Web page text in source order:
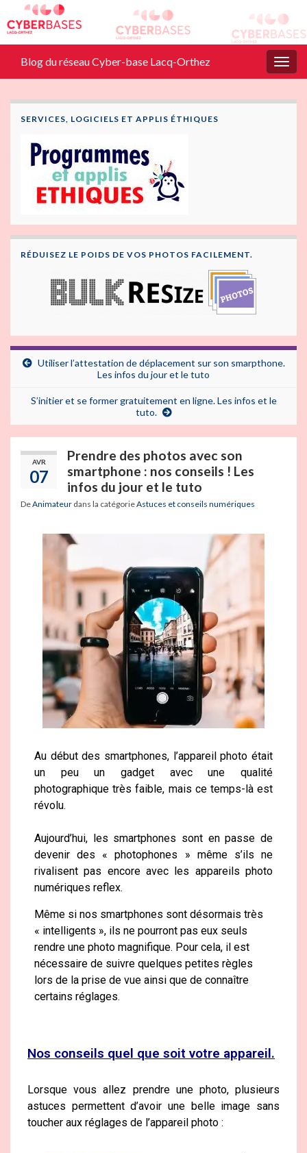
Blog du réseau Cyber-base Lacq-Orthez
SERVICES, LOGICIELS ET APPLIS ÉTHIQUES
RÉDUISEZ LE POIDS DE VOS PHOTOS FACILEMENT.
Utiliser l’attestation de déplacement sur son smarpthone.
Les infos du jour et le tuto
S’initier et se former gratuitement en ligne. Les infos et le
tuto.
AVR
07
Prendre des photos avec son
smartphone : nos conseils ! Les
infos du jour et le tuto
DeAnimateur dans la catégorieAstuces et conseils numériques
Au début des smartphones, l’appareil photo était
un peu un gadget avec une qualité
photographique très faible, mais ce temps-là est
révolu.
Aujourd’hui, les smartphones sont en passe de
devenir des « photophones » même s’ils ne
rivalisent pas encore avec les appareils photo
numériques reflex.
Même si nos smartphones sont désormais très
« intelligents », ils ne pourront pas eux seuls
rendre une photo magnifique. Pour cela, il est
nécessaire de suivre quelques petites règles
lors de la prise de vue ainsi que de connaître
certains réglages.
Nos conseils quel que soit votre appareil.
Lorsque vous allez prendre une photo, plusieurs
astuces permettent d’avoir une belle image sans
toucher aux réglages de l’appareil photo :